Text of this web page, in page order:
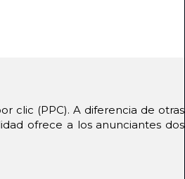
clic (PPC). A diferencia de otras
ofrece a los anunciantes dos